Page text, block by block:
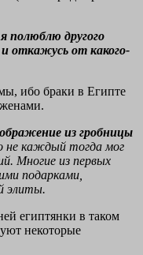
полюблю другого
откажусь от какого-
ибо браки в Египте
из гробницы
не каждый тогда мог
Многие из первых
подарками,
элиты.
египтянки в таком
некоторые